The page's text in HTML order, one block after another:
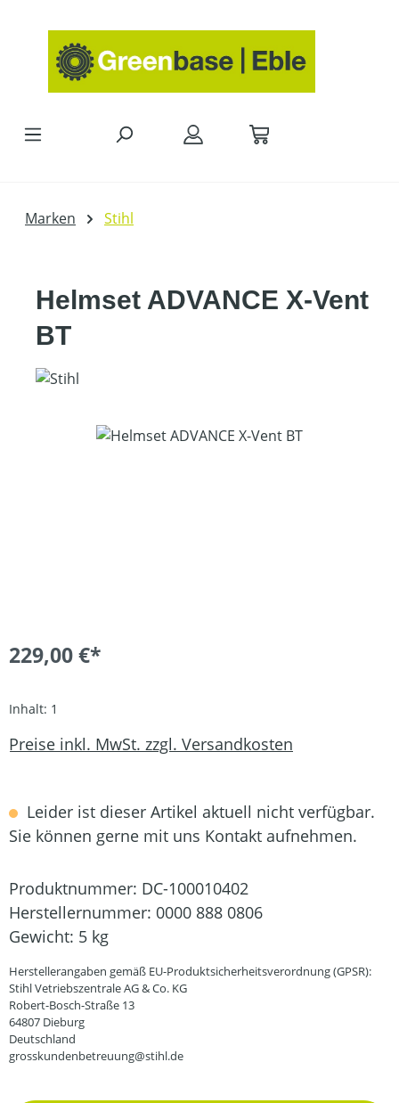
Marken Stihl
Helmset ADVANCE X-Vent
BT
Bildergalerie überspringen
229,00 €*
Inhalt: 1
Preise inkl. MwSt. zzgl. Versandkosten
Leider ist dieser Artikel aktuell nicht verfügbar.
Sie können gerne mit uns Kontakt aufnehmen.
Produktnummer: DC-100010402
Herstellernummer: 0000 888 0806
Gewicht: 5 kg
Herstellerangaben gemäß EU-Produktsicherheitsverordnung (GPSR):
Stihl Vetriebszentrale AG & Co. KG
Robert-Bosch-Straße 13
64807 Dieburg
Deutschland
grosskundenbetreuung@stihl.de